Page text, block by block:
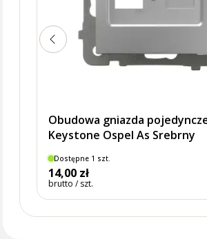
Obudowa gniazda
Keystone Ospel As Srebrny
Dostępne 1 szt.
14,00 zł
brutto / szt.